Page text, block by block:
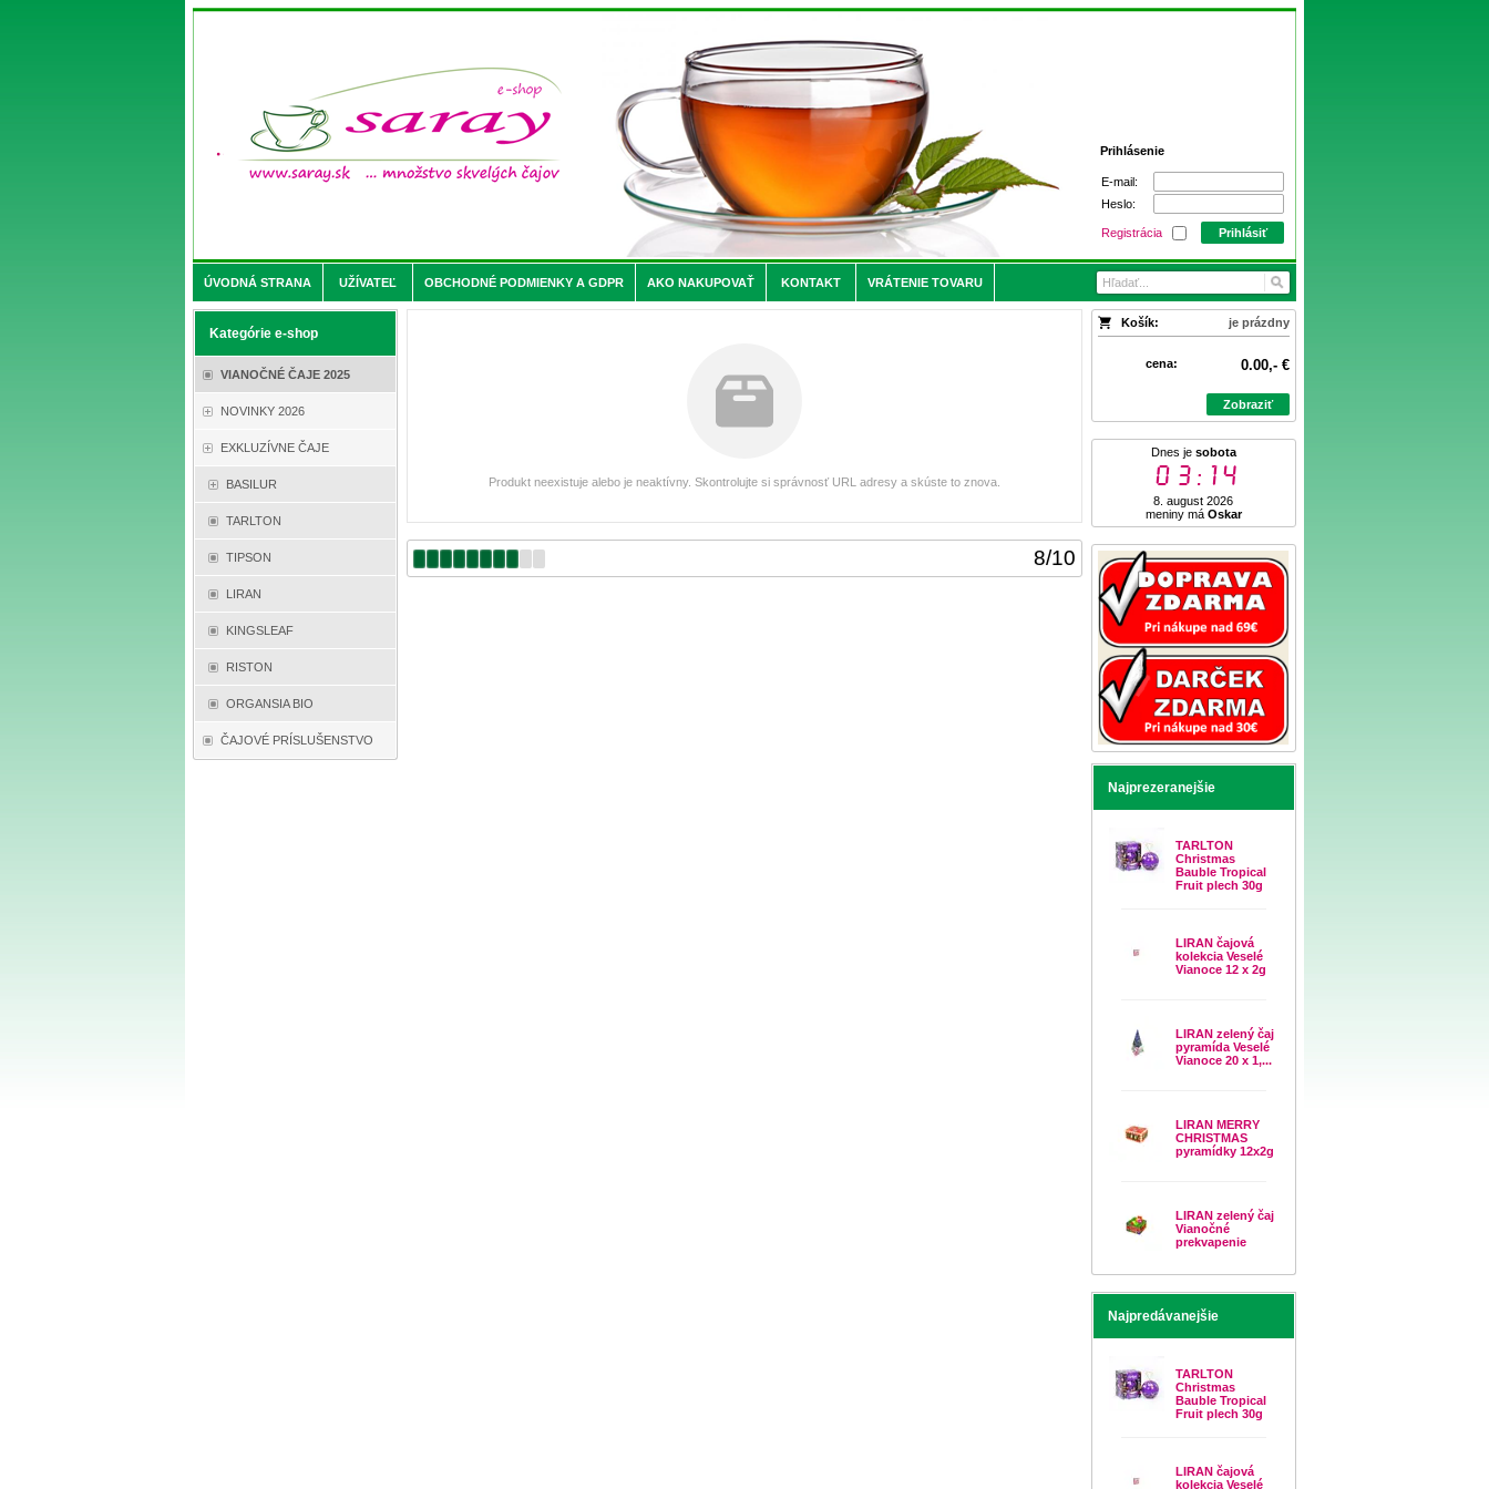
Prihlásenie
E-mail:
Heslo:
Registrácia Prihlásiť
ÚVODNÁ STRANA UŽÍVATEĽ OBCHODNÉ PODMIENKY A GDPR AKO NAKUPOVAŤ KONTAKT VRÁTENIE TOVARU
Kategórie e-shop
VIANOČNÉ ČAJE 2025
NOVINKY 2026
EXKLUZÍVNE ČAJE
BASILUR
TARLTON
TIPSON
LIRAN
KINGSLEAF
RISTON
ORGANSIA BIO
ČAJOVÉ PRÍSLUŠENSTVO
Košík: je prázdny
cena: 0.00,- €
Zobraziť
Dnes je sobota
03:14
8. august 2026
meniny má Oskar
Najprezeranejšie
TARLTON
Christmas
Bauble Tropical
Fruit plech 30g
LIRAN čajová
kolekcia Veselé
Vianoce 12 x 2g
LIRAN zelený čaj
pyramída Veselé
Vianoce 20 x 1,...
LIRAN MERRY
CHRISTMAS
pyramídky 12x2g
LIRAN zelený čaj
Vianočné
prekvapenie
Najpredávanejšie
TARLTON
Christmas
Bauble Tropical
Fruit plech 30g
LIRAN čajová
kolekcia Veselé
Produkt neexistuje alebo je neaktívny. Skontrolujte si správnosť URL adresy a skúste to znova.
8/10